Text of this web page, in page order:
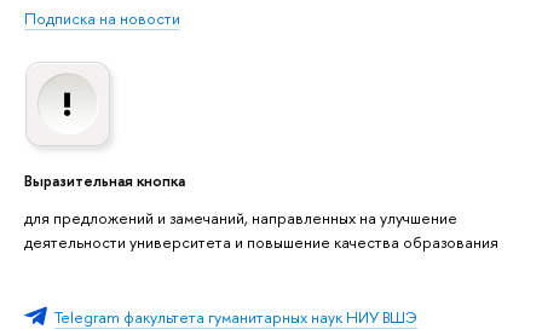
Подписка на новости
Выразительная кнопка
для предложений и замечаний, направленных на улучшение
деятельности университета и повышение качества образования
Telegram факультета гуманитарных наук НИУ ВШЭ